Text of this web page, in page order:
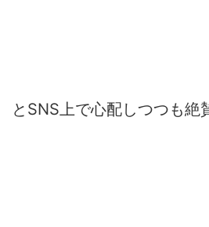
とSNS上で心配しつつも絶